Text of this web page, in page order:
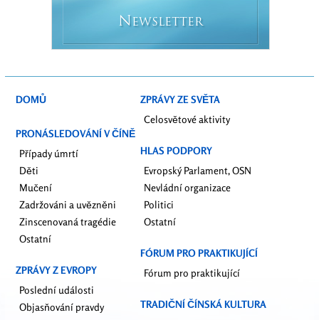
N EWSLETTER
DOMŮ
PRONÁSLEDOVÁNÍ V ČÍNĚ
Případy úmrtí
Děti
Mučení
Zadržováni a uvězněni
Zinscenovaná tragédie
Ostatní
ZPRÁVY Z EVROPY
Poslední události
Objasňování pravdy
ZPRÁVY ZE SVĚTA
Celosvětové aktivity
HLAS PODPORY
Evropský Parlament, OSN
Nevládní organizace
Politici
Ostatní
FÓRUM PRO PRAKTIKUJÍCÍ
Fórum pro praktikující
TRADIČNÍ ČÍNSKÁ KULTURA